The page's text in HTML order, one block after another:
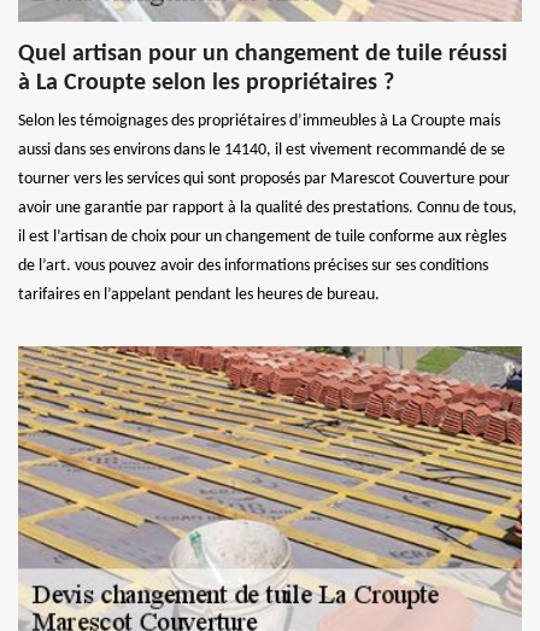
Quel artisan pour un changement de tuile réussi
à La Croupte selon les propriétaires ?
Selon les témoignages des propriétaires d’immeubles à La Croupte mais
aussi dans ses environs dans le 14140, il est vivement recommandé de se
tourner vers les services qui sont proposés par Marescot Couverture pour
avoir une garantie par rapport à la qualité des prestations. Connu de tous,
il est l’artisan de choix pour un changement de tuile conforme aux règles
de l’art. vous pouvez avoir des informations précises sur ses conditions
tarifaires en l’appelant pendant les heures de bureau.